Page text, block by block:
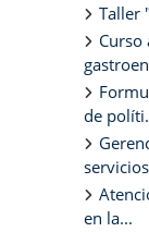
Taller
Curso
de
en la...